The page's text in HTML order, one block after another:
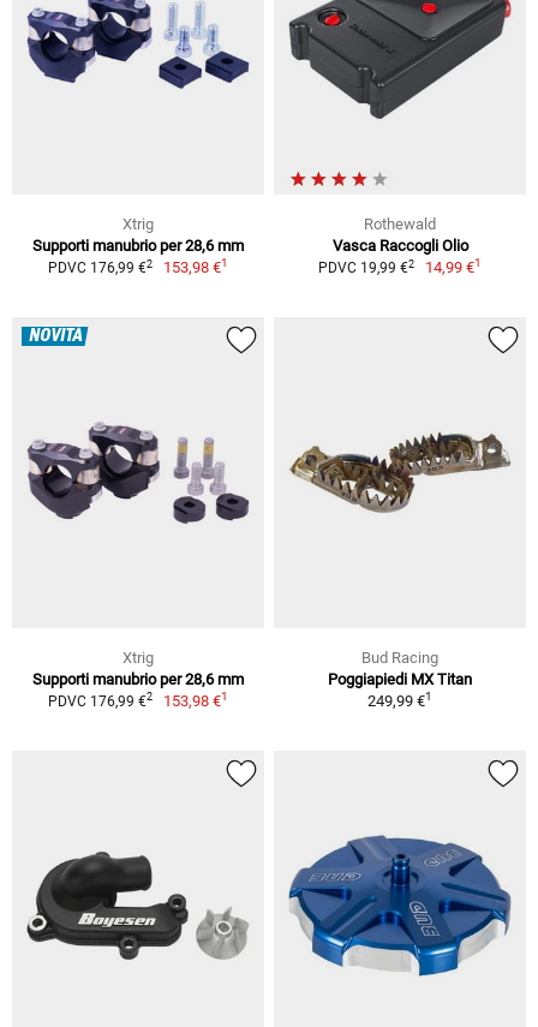
Xtrig
Supporti manubrio per 28,6 mm
PDVC 176,99 €2 153,98 €1
Rothewald
Vasca Raccogli Olio
PDVC 19,99 €2 14,99 €1
NOVITÀ
Xtrig
Supporti manubrio per 28,6 mm
PDVC 176,99 €2 153,98 €1
Bud Racing
Poggiapiedi MX Titan
249,99 €1